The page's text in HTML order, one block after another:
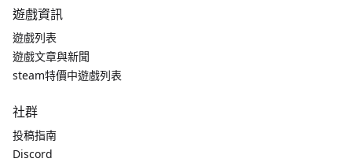
遊戲資訊
遊戲列表
遊戲文章與新聞
steam特價中遊戲列表
社群
投稿指南
Discord